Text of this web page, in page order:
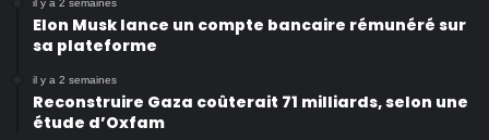
il y a 2 semaines
Elon Musk lance un compte bancaire rémunéré sur
sa plateforme
il y a 2 semaines
Reconstruire Gaza coûterait 71 milliards, selon une
étude d’Oxfam